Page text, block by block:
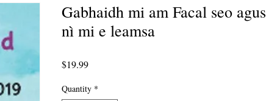
Gabhaidh mi am Facal seo agus
nì mi e leamsa
$19.99Price
Quantity *